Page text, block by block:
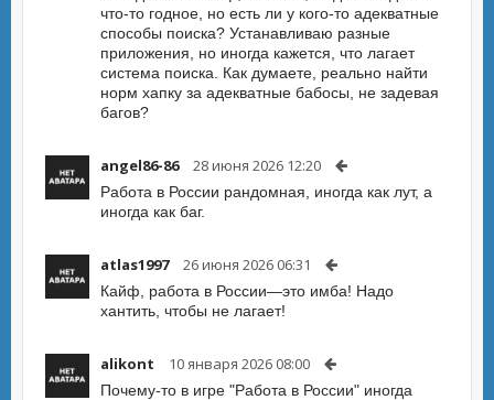
что-то годное, но есть ли у кого-то адекватные
способы поиска? Устанавливаю разные
приложения, но иногда кажется, что лагает
система поиска. Как думаете, реально найти
норм хапку за адекватные бабосы, не задевая
багов?
angel86-86 28 июня 2026 12:20
Работа в России рандомная, иногда как лут, а
иногда как баг.
atlas1997 26 июня 2026 06:31
Кайф, работа в России—это имба! Надо
хантить, чтобы не лагает!
alikont 10 января 2026 08:00
Почему-то в игре "Работа в России" иногда